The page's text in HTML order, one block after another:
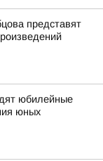
представят
юбилейные
юных